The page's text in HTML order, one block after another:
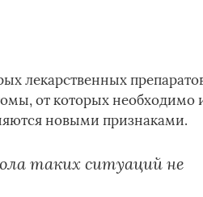
лекарственных
от которых необходимо
новыми признаками.
таких ситуаций не